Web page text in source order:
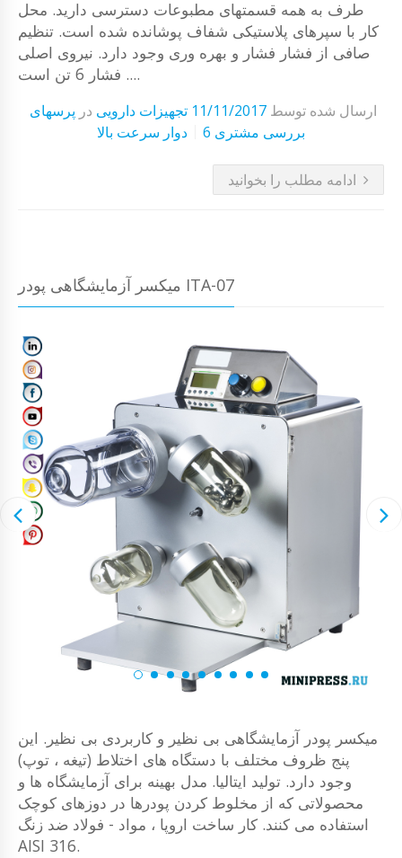
طرف به همه قسمتهای مطبوعات دسترسی دارید. محل
کار با سپرهای پلاستیکی شفاف پوشانده شده است. تنظیم
صافی از فشار فشار و بهره وری وجود دارد. نیروی اصلی
فشار 6 تن است ....
ارسال شده توسط11/11/2017 تجهیزات دارویی در پرسهای
دوار سرعت بالا
6 بررسی مشتری
ادامه مطلب را بخوانید
میکسر آزمایشگاهی پودر ITA-07
میکسر پودر آزمایشگاهی بی نظیر و کاربردی بی نظیر. این
پنج ظروف مختلف با دستگاه های اختلاط (تیغه ، توپ)
وجود دارد. تولید ایتالیا. مدل بهینه برای آزمایشگاه ها و
محصولاتی که از مخلوط کردن پودرها در دوزهای کوچک
استفاده می کنند. کار ساخت اروپا ، مواد - فولاد ضد زنگ
AISI 316.